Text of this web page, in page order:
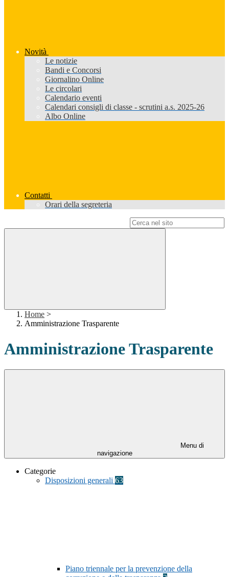
Novità
Le notizie
Bandi e Concorsi
Giornalino Online
Le circolari
Calendario eventi
Calendari consigli di classe - scrutini a.s. 2025-26
Albo Online
Contatti
Orari della segreteria
Home >
Amministrazione Trasparente
Amministrazione Trasparente
Menu di
navigazione
Categorie
Disposizioni generali 63
Piano triennale per la prevenzione della